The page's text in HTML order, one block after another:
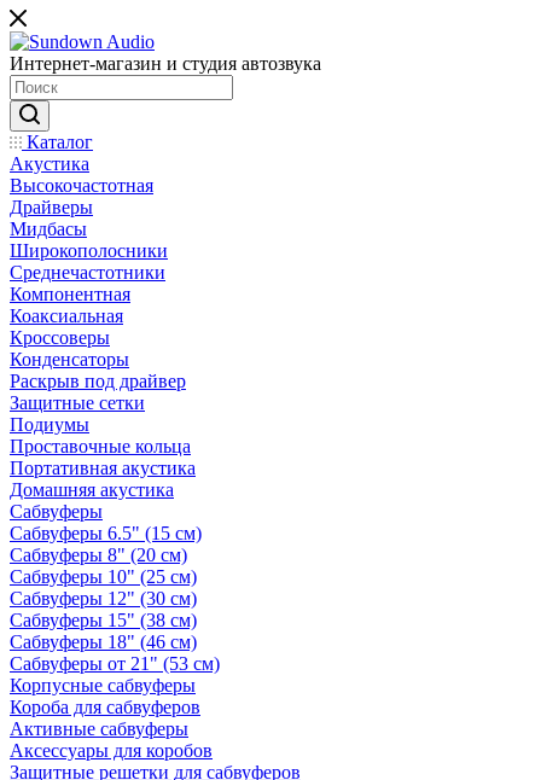
Интернет-магазин и студия автозвука
Каталог
Акустика
Высокочастотная
Драйверы
Мидбасы
Широкополосники
Среднечастотники
Компонентная
Коаксиальная
Кроссоверы
Конденсаторы
Раскрыв под драйвер
Защитные сетки
Подиумы
Проставочные кольца
Портативная акустика
Домашняя акустика
Сабвуферы
Сабвуферы 6.5" (15 см)
Сабвуферы 8" (20 см)
Сабвуферы 10" (25 см)
Сабвуферы 12" (30 см)
Сабвуферы 15" (38 см)
Сабвуферы 18" (46 см)
Сабвуферы от 21" (53 см)
Корпусные сабвуферы
Короба для сабвуферов
Активные сабвуферы
Аксессуары для коробов
Защитные решетки для сабвуферов